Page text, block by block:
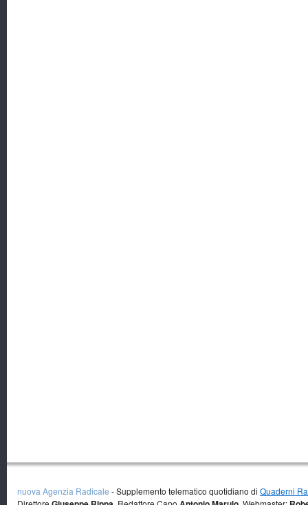
nuova Agenzia Radicale - Supplemento telematico quotidiano di Quaderni